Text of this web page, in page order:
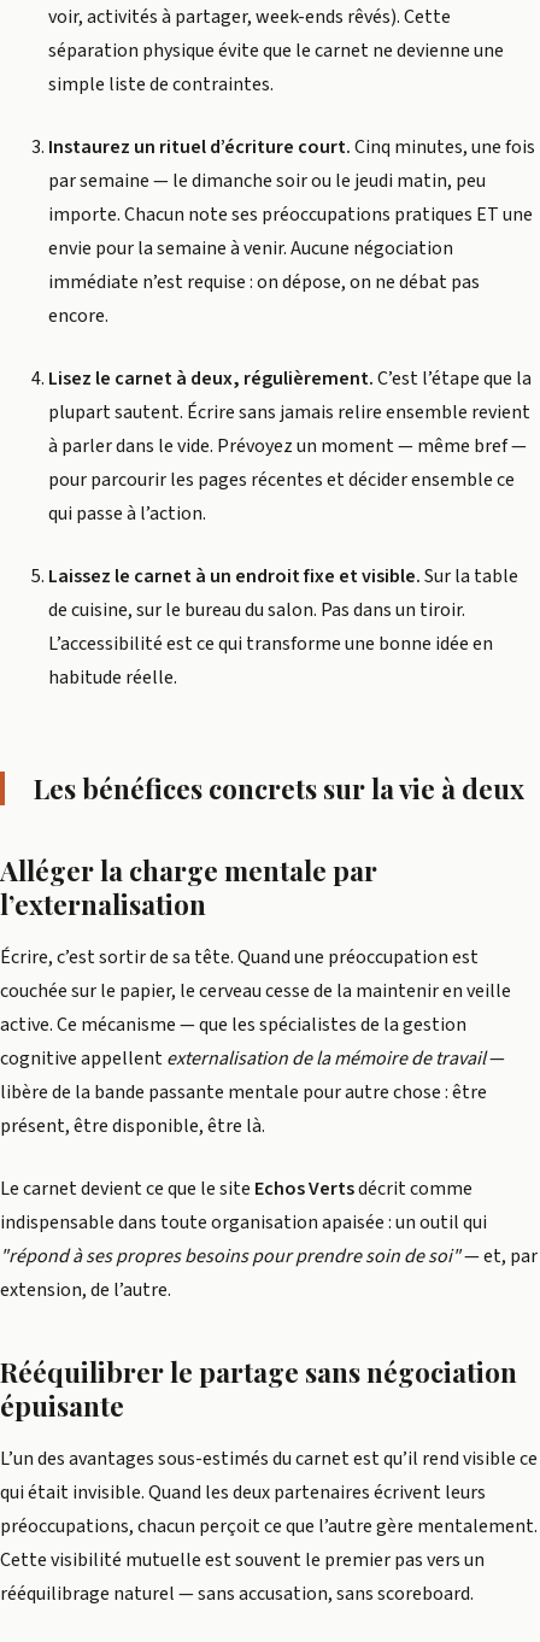
voir, activités à partager, week-ends rêvés). Cette
séparation physique évite que le carnet ne devienne une
simple liste de contraintes.
Instaurez un rituel d’écriture court.Cinq minutes, une fois
par semaine — le dimanche soir ou le jeudi matin, peu
importe. Chacun note ses préoccupations pratiques ET une
envie pour la semaine à venir. Aucune négociation
immédiate n’est requise : on dépose, on ne débat pas
encore.
Lisez le carnet à deux, régulièrement.C’est l’étape que la
plupart sautent. Écrire sans jamais relire ensemble revient
à parler dans le vide. Prévoyez un moment — même bref —
pour parcourir les pages récentes et décider ensemble ce
qui passe à l’action.
Laissez le carnet à un endroit fixe et visible.Sur la table
de cuisine, sur le bureau du salon. Pas dans un tiroir.
L’accessibilité est ce qui transforme une bonne idée en
habitude réelle.
Les bénéfices concrets sur la vie à deux
Alléger la charge mentale par
l’externalisation
Écrire, c’est sortir de sa tête. Quand une préoccupation est
couchée sur le papier, le cerveau cesse de la maintenir en veille
active. Ce mécanisme — que les spécialistes de la gestion
cognitive appellentexternalisation de la mémoire de travail—
libère de la bande passante mentale pour autre chose : être
présent, être disponible, être là.
Le carnet devient ce que le site Echos Vertsdécrit comme
indispensable dans toute organisation apaisée : un outil qui
"répond à ses propres besoins pour prendre soin de soi"— et, par
extension, de l’autre.
Rééquilibrer le partage sans négociation
épuisante
L’un des avantages sous-estimés du carnet est qu’il rend visible ce
qui était invisible. Quand les deux partenaires écrivent leurs
préoccupations, chacun perçoit ce que l’autre gère mentalement.
Cette visibilité mutuelle est souvent le premier pas vers un
rééquilibrage naturel — sans accusation, sans scoreboard.